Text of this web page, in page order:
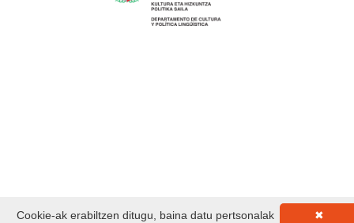
✖
Cookie-ak erabiltzen ditugu, baina datu pertsonalak